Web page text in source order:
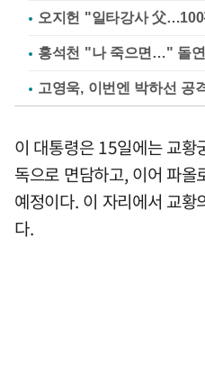
오지헌 "일타강사 父
홍석천 "나 죽으면…" 돌
고영욱, 이번엔 박하선
이 대통령은 15일에는 교
독으로 면담하고, 이어 파
예정이다. 이 자리에서 교황
다.